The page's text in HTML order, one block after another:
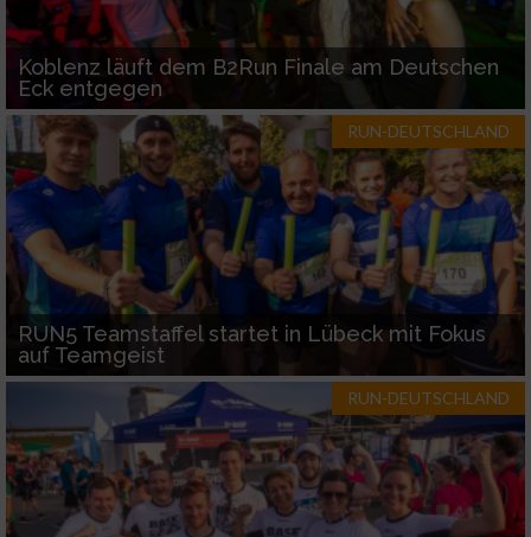
Koblenz läuft dem B2Run Finale am Deutschen
Eck entgegen
RUN-DEUTSCHLAND
RUN5 Teamstaffel startet in Lübeck mit Fokus
auf Teamgeist
RUN-DEUTSCHLAND